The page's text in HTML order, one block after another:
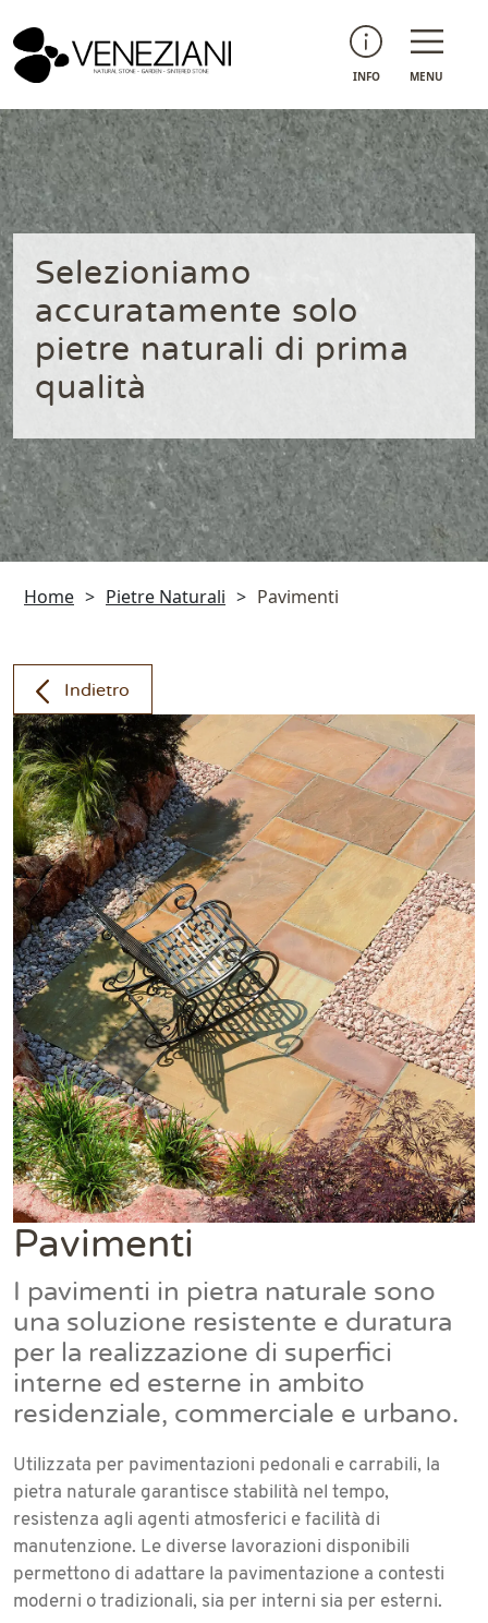
INFO MENU
Selezioniamo
accuratamente solo
pietre naturali di prima
qualità
Home > Pietre Naturali > Pavimenti
Indietro
Pavimenti
I pavimenti in pietra naturale sono
una soluzione resistente e duratura
per la realizzazione di superfici
interne ed esterne in ambito
residenziale, commerciale e urbano.
Utilizzata per pavimentazioni pedonali e carrabili, la
pietra naturale garantisce stabilità nel tempo,
resistenza agli agenti atmosferici e facilità di
manutenzione. Le diverse lavorazioni disponibili
permettono di adattare la pavimentazione a contesti
moderni o tradizionali, sia per interni sia per esterni.